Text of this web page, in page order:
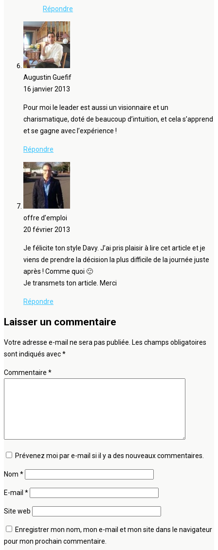
Répondre
Augustin Guefif
16 janvier 2013
Pour moi le leader est aussi un visionnaire et un
charismatique, doté de beaucoup d’intuition, et cela s’apprend
et se gagne avec l’expérience !
Répondre
offre d’emploi
20 février 2013
Je félicite ton style Davy. J’ai pris plaisir à lire cet article et je
viens de prendre la décision la plus difficile de la journée juste
après ! Comme quoi 🙂
Je transmets ton article. Merci
Répondre
Laisser un commentaire
Votre adresse e-mail ne sera pas publiée. Les champs obligatoires
sont indiqués avec*
Commentaire *
Prévenez moi par e-mail si il y a des nouveaux commentaires.
Nom *
E-mail *
Site web
Enregistrer mon nom, mon e-mail et mon site dans le navigateur
pour mon prochain commentaire.